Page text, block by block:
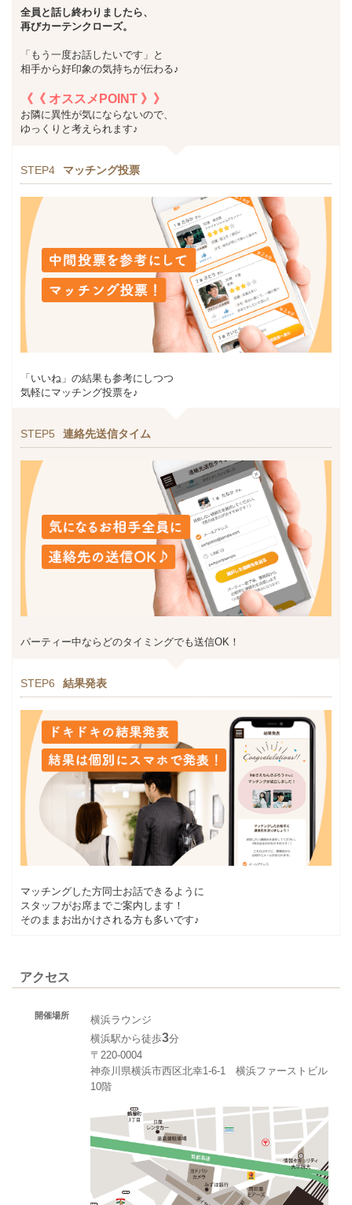
全員と話し終わりましたら、
再びカーテンクローズ。
「もう一度お話したいです」と
相手から好印象の気持ちが伝わる♪
《《 オススメPOINT 》》
お隣に異性が気にならないので、
ゆっくりと考えられます♪
STEP4 マッチング投票
「いいね」の結果も参考にしつつ
気軽にマッチング投票を♪
STEP5 連絡先送信タイム
パーティー中ならどのタイミングでも送信OK！
STEP6 結果発表
マッチングした方同士お話できるように
スタッフがお席までご案内します！
そのままお出かけされる方も多いです♪
アクセス
開催場所
横浜ラウンジ
横浜駅から徒歩3分
〒220-0004
神奈川県横浜市西区北幸1‐6‐1 横浜ファーストビル
10階